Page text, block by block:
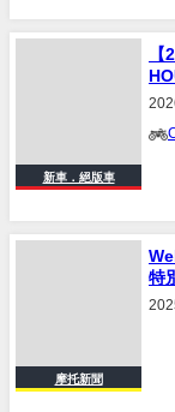
新車．絕版車
官
摩托新聞
特
み